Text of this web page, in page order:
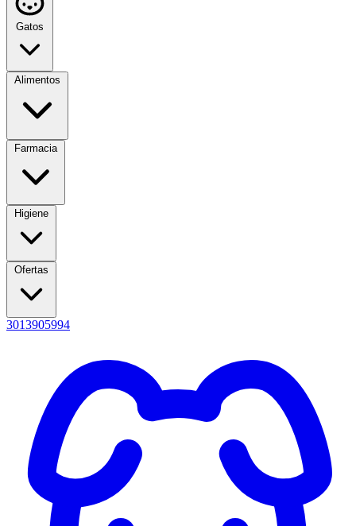
Gatos
Alimentos
Farmacia
Higiene
Ofertas
3013905994